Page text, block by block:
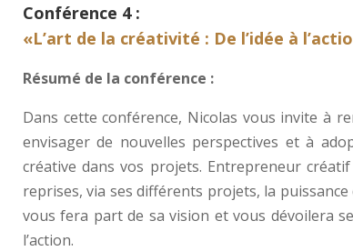
Conférence 4 :
«L’art de la créativité : De l’idée à
Résumé de la conférence :
Dans cette conférence, Nicolas vous invite à
envisager de nouvelles perspectives et à
créative dans vos projets. Entrepreneur
reprises, via ses différents projets, la
vous fera part de sa vision et vous dévoilera
l’action.